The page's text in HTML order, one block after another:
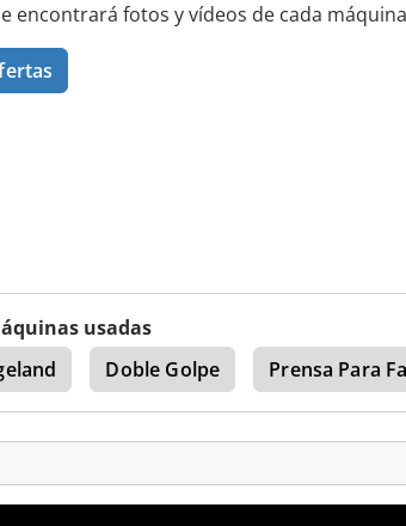
encontrará fotos y vídeos de cada
usadas
Doble Golpe Prensa Para